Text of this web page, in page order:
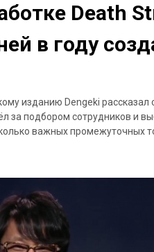
Death
в году
изданию Dengeki рассказал
за подбором сотрудников и
важных промежуточных